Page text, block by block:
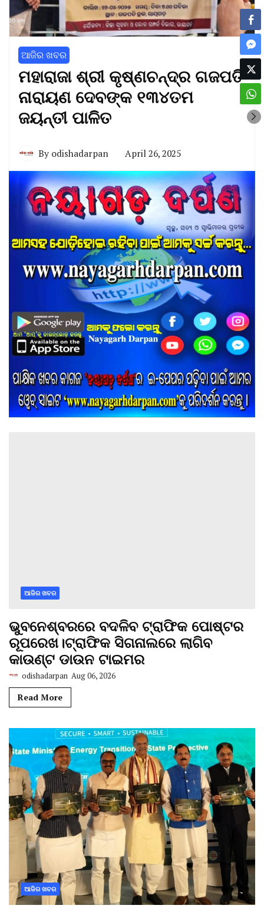
ଆଜିର ଖବର
ମହାରାଜା ଶ୍ରୀ କୃଷ୍ଣଚନ୍ଦ୍ର ଗଜପତି
ନାରାୟଣ ଦେବଙ୍କ ୧୩୪ତମ
ଜୟନ୍ତୀ ପାଳିତ
By odishadarpan April 26, 2025
ଆଜିର ଖବର
ଭୁବନେଶ୍ବରରେ ବଦଳିବ ଟ୍ରାଫିକ ପୋଷ୍ଟର
ରୂପରେଖ।ଟ୍ରାଫିକ ସିଗନାଲରେ ଲାଗିବ
କାଉଣ୍ଟ ଡାଉନ ଟାଇମର
odishadarpan Aug 06, 2026
Read More
ଆଜିର ଖବର